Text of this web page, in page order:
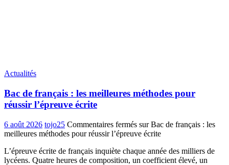
Actualités
Bac de français : les meilleures méthodes pour
réussir l’épreuve écrite
6 août 2026 tojo25 Commentaires fermés sur Bac de français : les
meilleures méthodes pour réussir l’épreuve écrite
L’épreuve écrite de français inquiète chaque année des milliers de
lycéens. Quatre heures de composition, un coefficient élevé, un